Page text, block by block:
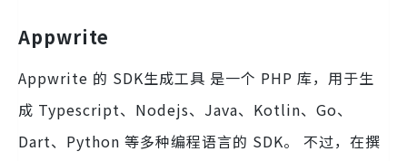
Appwrite
Appwrite 的 SDK生成工具 是一个 PHP 库，用于生
成 Typescript、Nodejs、Java、Kotlin、Go、
Dart、Python 等多种编程语言的 SDK。 不过，在撰